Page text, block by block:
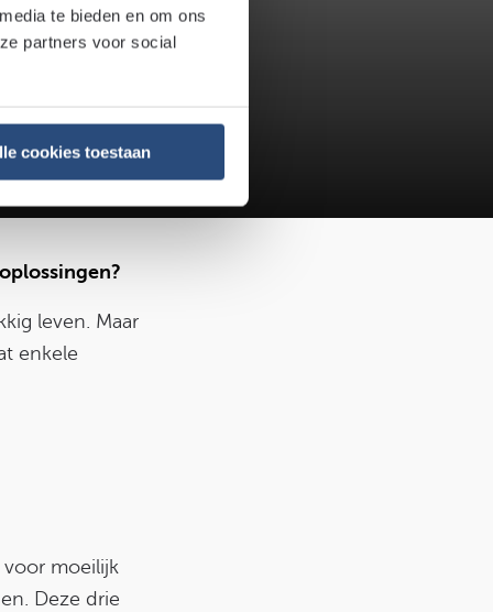
te bieden en om ons
partners voor social
cookies toestaan
leven. Maar
enkele
voor moeilijk
Deze drie